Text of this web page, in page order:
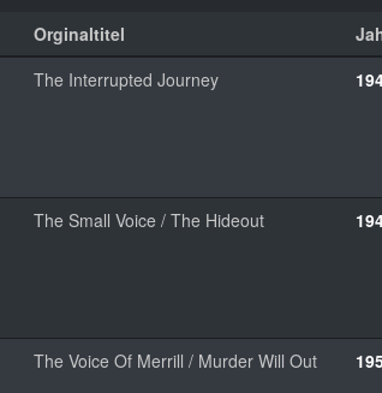
Orginaltitel
The Interrupted Journey
The Small Voice / The Hideout
The Voice Of Merrill / Murder Will Out